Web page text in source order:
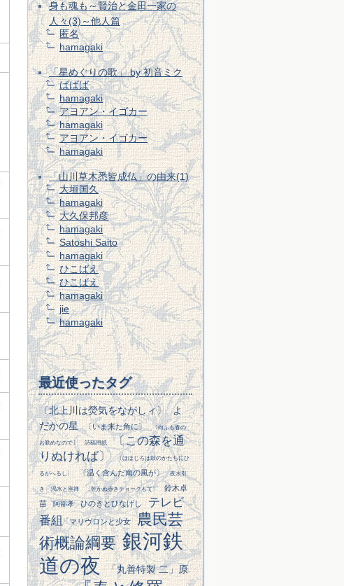
身も魂も～賢治と金田一家の
人々(3)～他人篇
匿名
hamagaki
「星めぐりの歌」 by 初音ミク
ばばば
hamagaki
アヨアン・イゴカー
hamagaki
アヨアン・イゴカー
hamagaki
「山川草木悉皆成仏」の由来(1)
大垣国久
hamagaki
大久保邦彦
hamagaki
Satoshi Saito
hamagaki
ひこばえ
ひこばえ
hamagaki
jie
hamagaki
最近使ったタグ
〔北上川は熒気をながしィ〕 よ
だかの星
〔いま来た角に〕 〔向ふも春の
お勤めなので〕 詩稿用紙
〔この森を通
りぬければ〕
〔ほほじろは鼓のかたちにひ
るがへるし〕 〔温く含んだ南の風が〕 夜水引
き 渇水と座禅 〔乾かぬ赤きチョークもて〕
鈴木卓
苗
阿部孝 ひのきとひなげし
テレビ
番組
マリヴロンと少女
農民芸
術概論綱要 銀河鉄
道の夜
「丸善特製 二」原